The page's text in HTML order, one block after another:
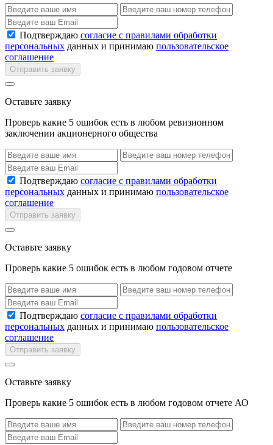
Подтверждаю согласие с правилами обработки
персональных данных и принимаю пользовательское
соглашение
Отправить заявку
Оставьте заявку
Проверь какие 5 ошибок есть в любом ревизионном
заключении акционерного общества
Подтверждаю согласие с правилами обработки
персональных данных и принимаю пользовательское
соглашение
Отправить заявку
Оставьте заявку
Проверь какие 5 ошибок есть в любом годовом отчете
Подтверждаю согласие с правилами обработки
персональных данных и принимаю пользовательское
соглашение
Отправить заявку
Оставьте заявку
Проверь какие 5 ошибок есть в любом годовом отчете АО